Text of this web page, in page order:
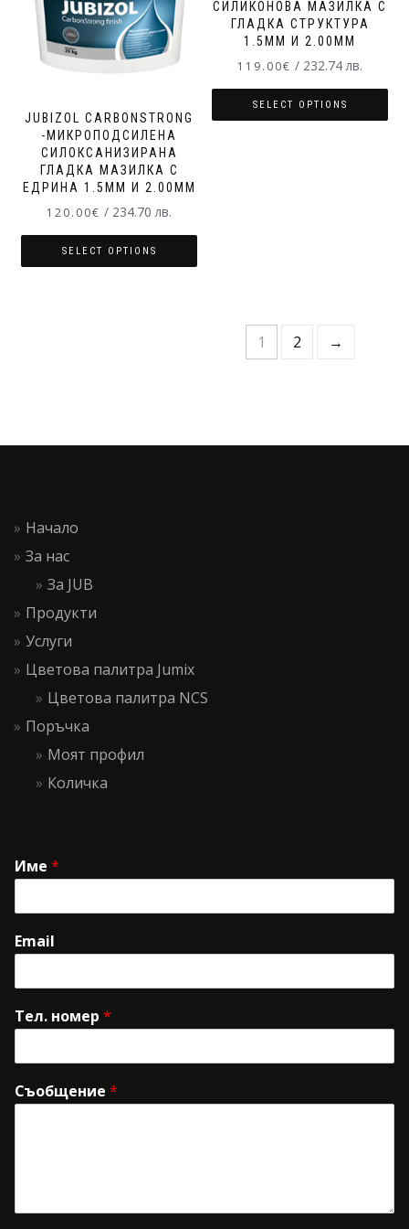
JUBIZOL CARBONSTRONG
-МИКРОПОДСИЛЕНА
СИЛОКСАНИЗИРАНА
ГЛАДКА МАЗИЛКА С
ЕДРИНА 1.5MM И 2.00MM
120.00€ / 234.70 лв.
SELECT OPTIONS
СИЛИКОНОВА МАЗИЛКА С
ГЛАДКА СТРУКТУРА
1.5MM И 2.00MM
119.00€ / 232.74 лв.
SELECT OPTIONS
1 2 →
Начало
За нас
За JUB
Продукти
Услуги
Цветова палитра Jumix
Цветова палитра NCS
Поръчка
Моят профил
Количка
Име *
Email
Тел. номер *
Съобщение *